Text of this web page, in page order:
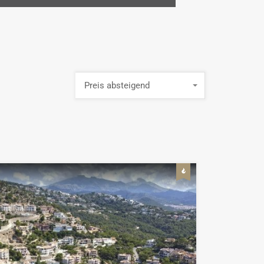
Preis absteigend